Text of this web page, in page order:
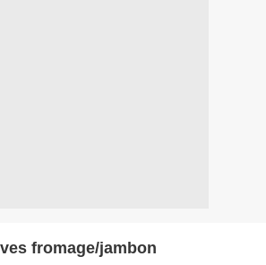
fromage/jambon